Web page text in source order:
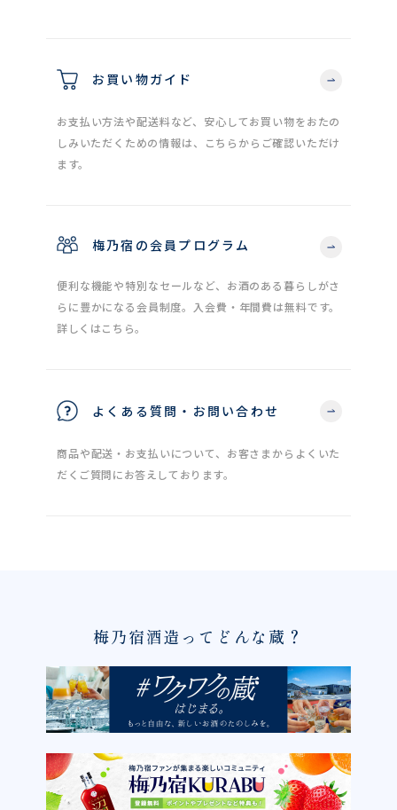
お買い物ガイド
お支払い方法や配送料など、安心してお買い物をおたの
しみいただくための情報は、こちらからご確認いただけ
ます。
梅乃宿の会員プログラム
便利な機能や特別なセールなど、お酒のある暮らしがさ
らに豊かになる会員制度。入会費・年間費は無料です。
詳しくはこちら。
よくある質問・お問い合わせ
商品や配送・お支払いについて、お客さまからよくいた
だくご質問にお答えしております。
梅乃宿酒造ってどんな蔵？